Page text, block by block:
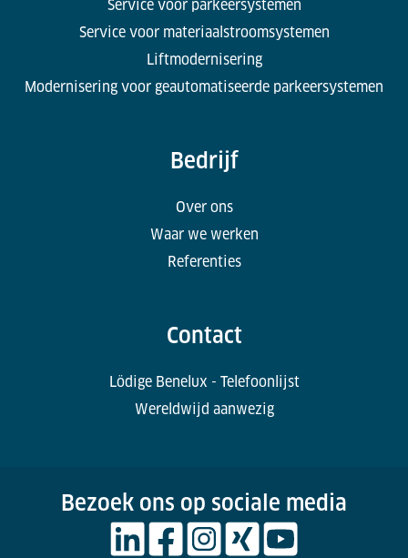
Service voor parkeersystemen
Service voor materiaalstroomsystemen
Liftmodernisering
Modernisering voor geautomatiseerde parkeersystemen
Bedrijf
Over ons
Waar we werken
Referenties
Contact
Lödige Benelux - Telefoonlijst
Wereldwijd aanwezig
Bezoek ons op sociale media